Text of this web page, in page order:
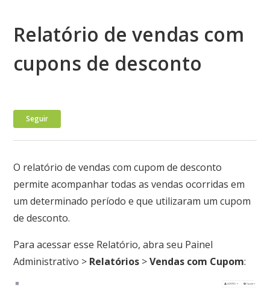
Relatório de vendas com
cupons de desconto
Seguir
O relatório de vendas com cupom de desconto
permite acompanhar todas as vendas ocorridas em
um determinado período e que utilizaram um cupom
de desconto.
Para acessar esse Relatório, abra seu Painel
Administrativo > Relatórios >Vendas com Cupom: